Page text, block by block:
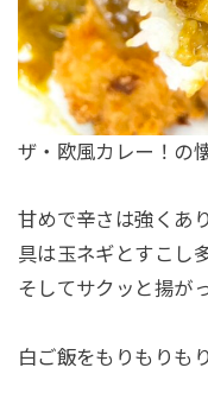
ザ・欧風カレー！の
甘めで辛さは強くあ
具は玉ネギとすこし
そしてサクッと揚が
白ご飯をもりもりも